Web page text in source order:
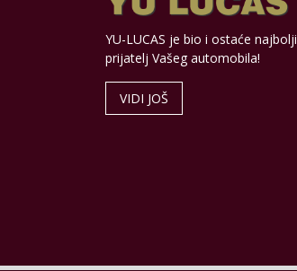
YU-LUCAS je bio i ostaće najbolji
prijatelj Vašeg automobila!
VIDI JOŠ